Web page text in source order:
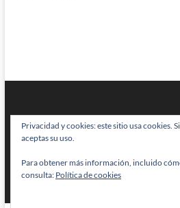
BRAINSTOMPING| Diseñado por:Theme
los derechos reservados
Privacidad y cookies: este sitio usa cookies.
aceptas su uso.
Para obtener más información, incluido
consulta: Política de cookies